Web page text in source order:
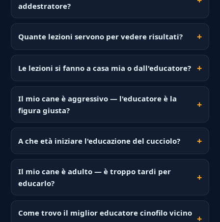
addestratore?
Quante lezioni servono per vedere risultati?
Le lezioni si fanno a casa mia o dall'educatore?
Il mio cane è aggressivo — l'educatore è la
figura giusta?
A che età iniziare l'educazione del cucciolo?
Il mio cane è adulto — è troppo tardi per
educarlo?
Come trovo il miglior educatore cinofilo vicino